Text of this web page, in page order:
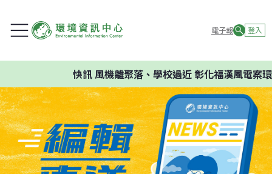
電子報 登入
快訊風機離聚落、學校過近 彰化福漢風電案環